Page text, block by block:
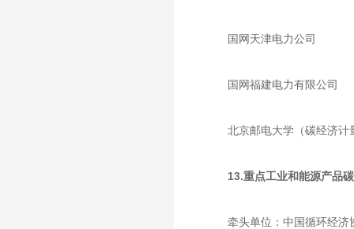
国网天津电力公司
国网福建电力有限公司
北京邮电大学（碳经济计
13.重点工业和能源产品
牵头单位：中国循环经济